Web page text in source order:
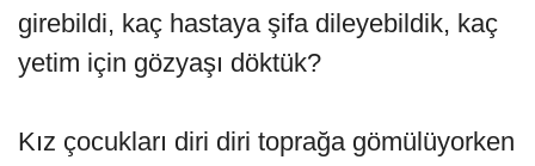
girebildi, kaç hastaya şifa dileyebildik, kaç
yetim için gözyaşı döktük?
Kız çocukları diri diri toprağa gömülüyorken